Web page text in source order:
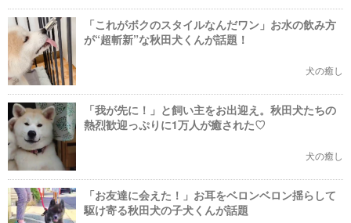
「これがボクのスタイルなんだワン」お水の飲み方
が“超斬新”な秋田犬くんが話題！
犬の癒し
「我が先に！」と飼い主をお出迎え。秋田犬たちの
熱烈歓迎っぷりに1万人が癒された♡
犬の癒し
「お友達に会えた！」お耳をベロンベロン揺らして
駆け寄る秋田犬の子犬くんが話題